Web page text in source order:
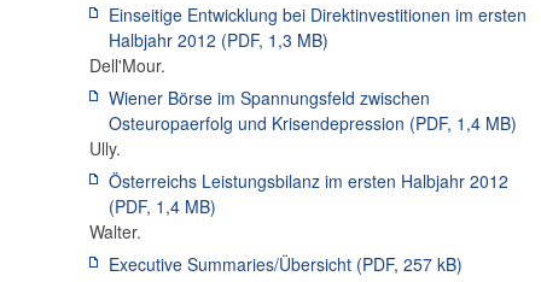
Einseitige Entwicklung bei Direktinvestitionen im ersten
Halbjahr 2012 (PDF, 1,3 MB)
Dell'Mour.
Wiener Börse im Spannungsfeld zwischen
Osteuropaerfolg und Krisendepression (PDF, 1,4 MB)
Ully.
Österreichs Leistungsbilanz im ersten Halbjahr 2012
(PDF, 1,4 MB)
Walter.
Executive Summaries/Übersicht (PDF,257 kB)